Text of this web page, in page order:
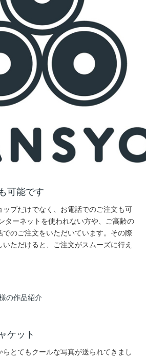
可能です
プだけでなく、お電話でのご注文も可
ターネットを使われない方や、ご高齢の
のご注文をいただいています。その際
ただけると、ご注文がスムーズに行え
の作品紹介
ケット
とてもクールな写真が送られてきまし